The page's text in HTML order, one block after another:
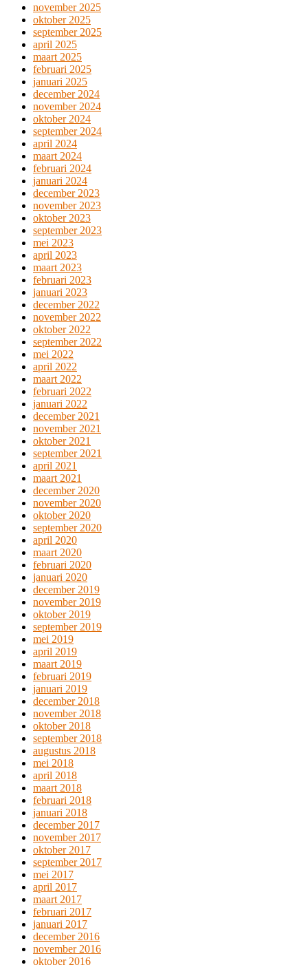
november 2025
oktober 2025
september 2025
april 2025
maart 2025
februari 2025
januari 2025
december 2024
november 2024
oktober 2024
september 2024
april 2024
maart 2024
februari 2024
januari 2024
december 2023
november 2023
oktober 2023
september 2023
mei 2023
april 2023
maart 2023
februari 2023
januari 2023
december 2022
november 2022
oktober 2022
september 2022
mei 2022
april 2022
maart 2022
februari 2022
januari 2022
december 2021
november 2021
oktober 2021
september 2021
april 2021
maart 2021
december 2020
november 2020
oktober 2020
september 2020
april 2020
maart 2020
februari 2020
januari 2020
december 2019
november 2019
oktober 2019
september 2019
mei 2019
april 2019
maart 2019
februari 2019
januari 2019
december 2018
november 2018
oktober 2018
september 2018
augustus 2018
mei 2018
april 2018
maart 2018
februari 2018
januari 2018
december 2017
november 2017
oktober 2017
september 2017
mei 2017
april 2017
maart 2017
februari 2017
januari 2017
december 2016
november 2016
oktober 2016